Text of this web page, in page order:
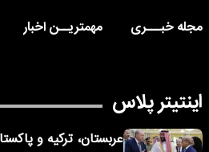
مجله خبـــری
مهمتریــن اخبار
اینتیتر پلاس
عربستان، ترکیه و